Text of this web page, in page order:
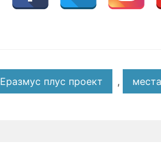
Еразмус плус проект , места